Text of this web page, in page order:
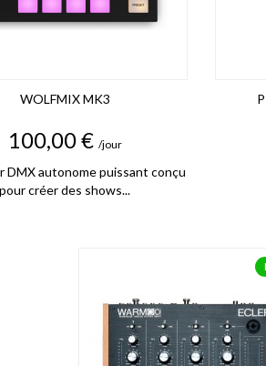
WOLFMIX MK3
Prix
100,00 € /jour
DMX autonome puissant conçu
pour créer des shows...